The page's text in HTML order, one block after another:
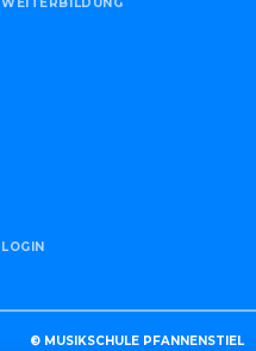
LOGIN
© MUSIKSCHULE PFANNENSTIEL